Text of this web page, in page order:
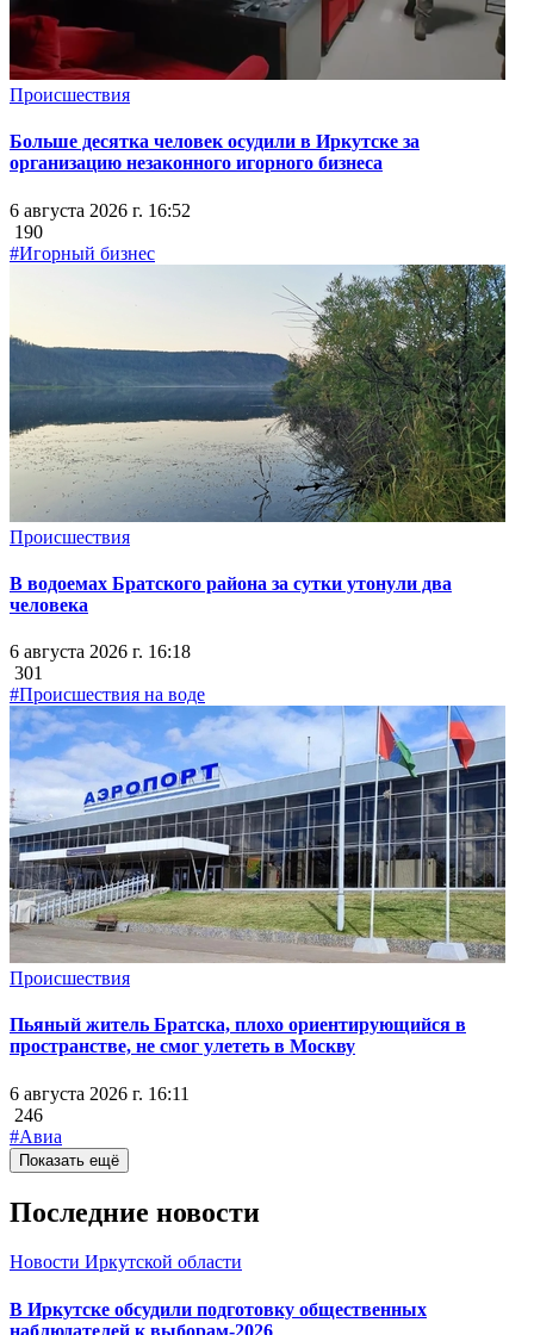
Происшествия
Больше десятка человек осудили в Иркутске за
организацию незаконного игорного бизнеса
6 августа 2026 г. 16:52
190
#Игорный бизнес
Происшествия
В водоемах Братского района за сутки утонули два
человека
6 августа 2026 г. 16:18
301
#Происшествия на воде
Происшествия
Пьяный житель Братска, плохо ориентирующийся в
пространстве, не смог улететь в Москву
6 августа 2026 г. 16:11
246
#Авиа
Показать ещё
Последние новости
Новости Иркутской области
В Иркутске обсудили подготовку общественных
наблюдателей к выборам-2026